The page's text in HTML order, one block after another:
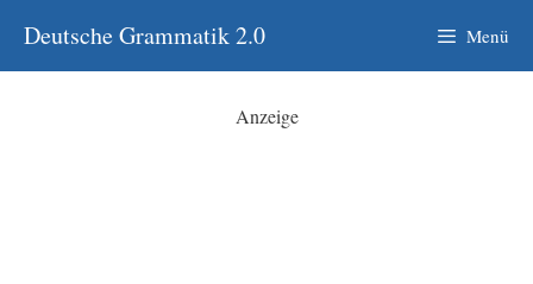
Inhalt
springen
Deutsche Grammatik 2.0 Menü
Anzeige